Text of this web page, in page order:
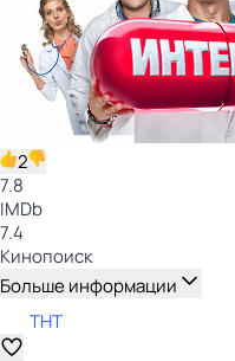
2
7.8
IMDb
7.4
Кинопоиск
Больше информации
ТНТ